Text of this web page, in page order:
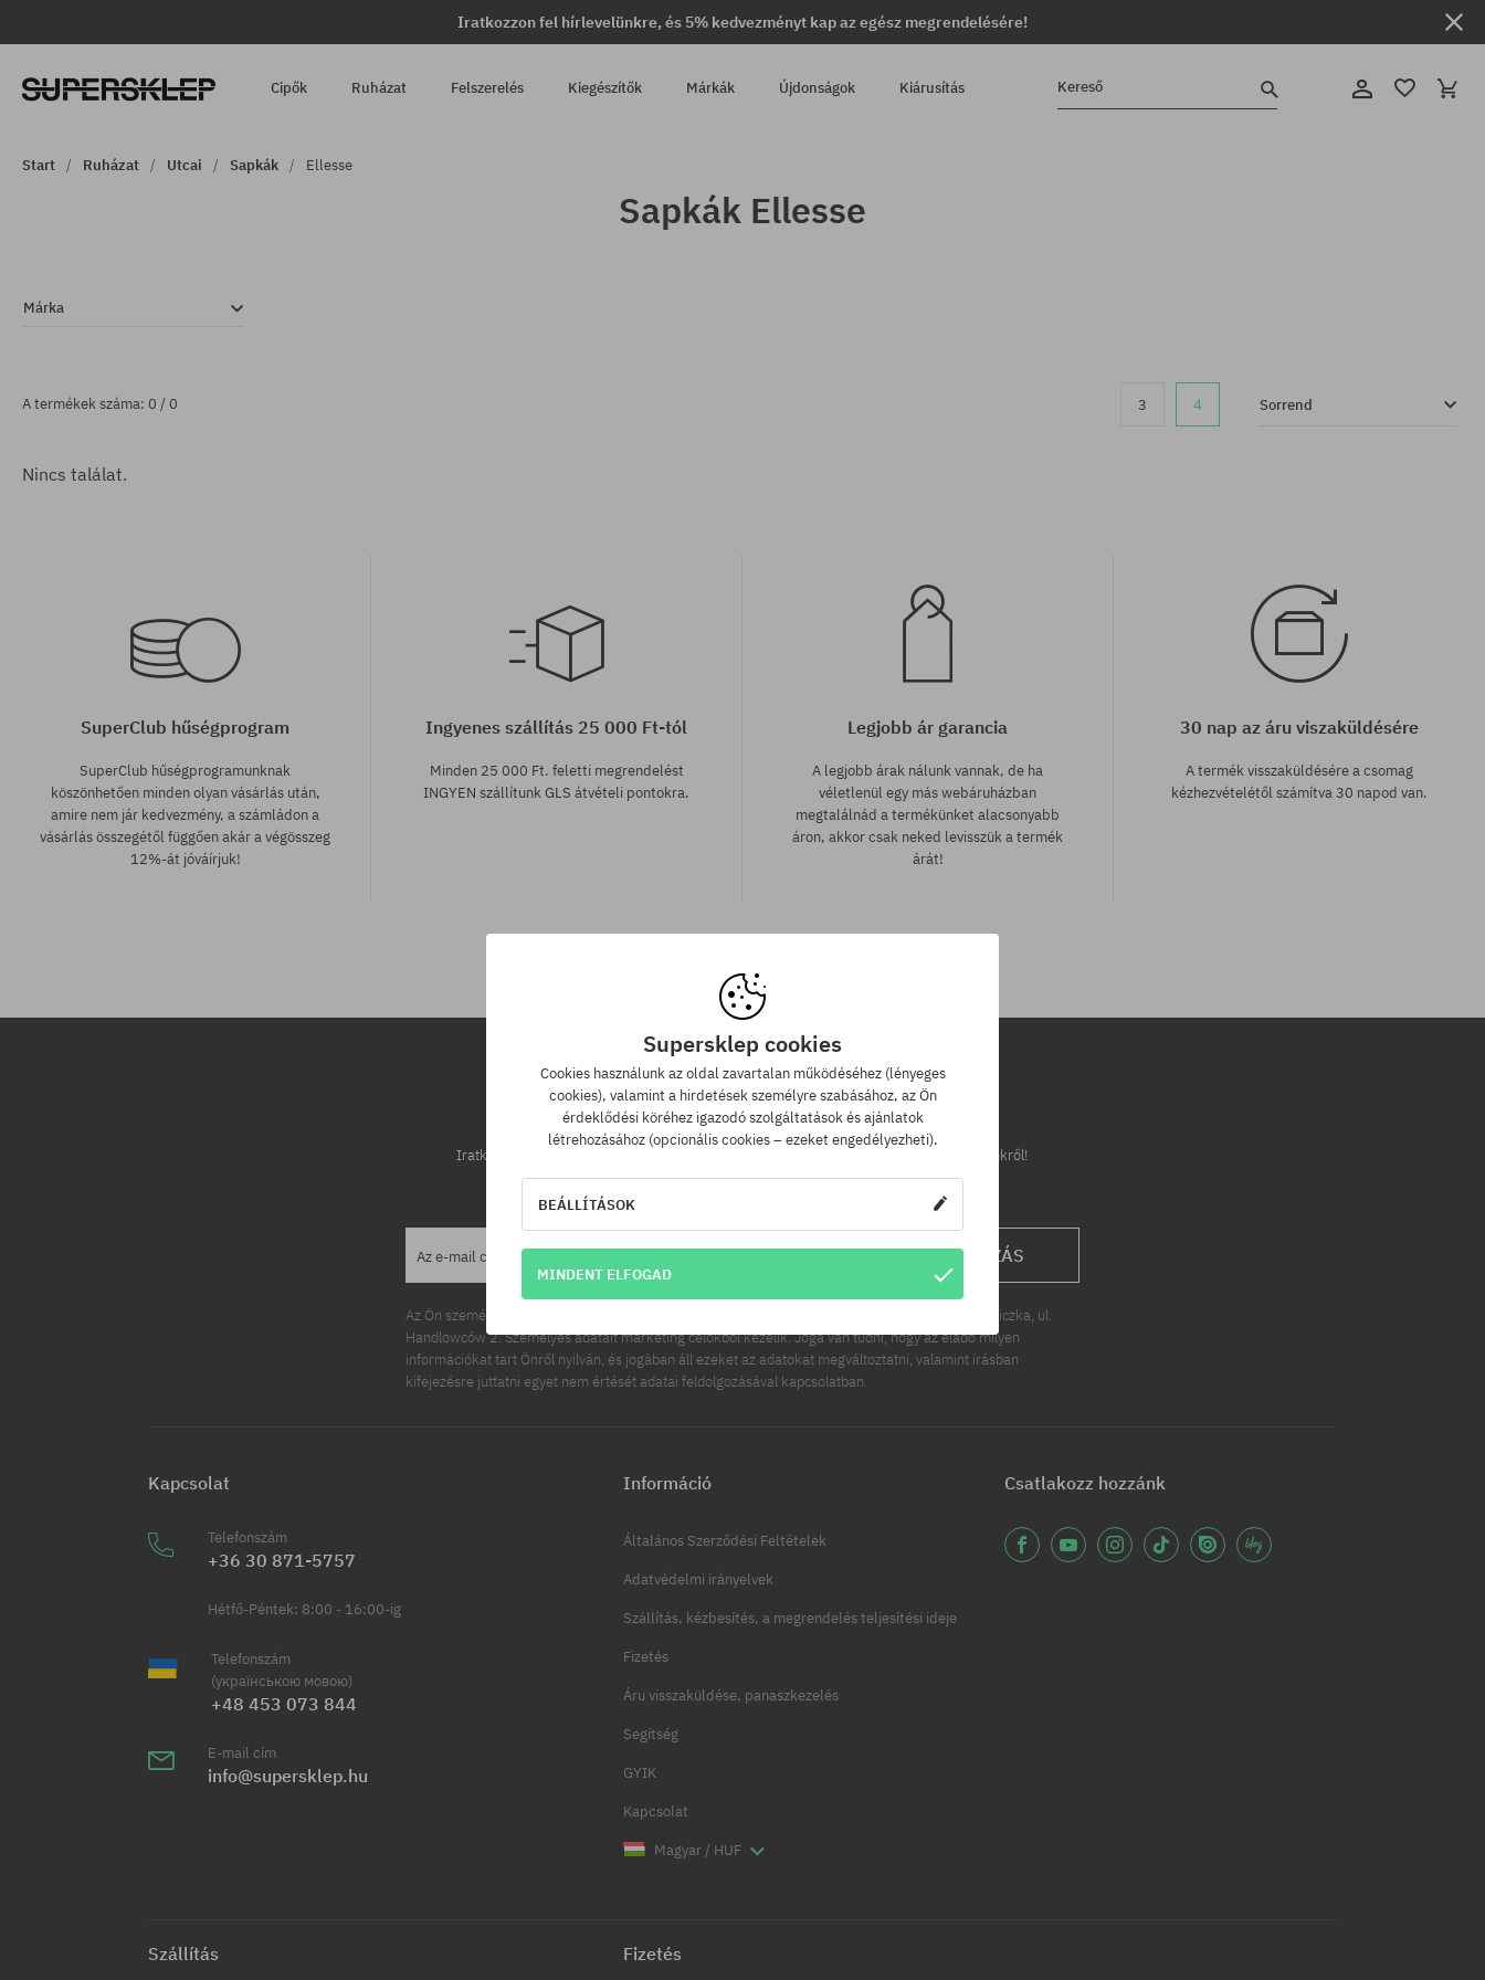
Iratkozzon fel hírlevelünkre, és 5% kedvezményt kap az egész megrendelésére!
Cipők Ruházat Felszerelés Kiegészítők Márkák Újdonságok Kiárusítás Kereső
Start Ruházat Utcai Sapkák Ellesse
Sapkák Ellesse
Márka
A termékek száma: 0 / 0 3 4 Sorrend
Nincs találat.
SuperClub hűségprogram
SuperClub hűségprogramunknak
köszönhetően minden olyan vásárlás után,
amire nem jár kedvezmény, a számládon a
vásárlás összegétől függően akár a végösszeg
12%-át jóváírjuk!
Ingyenes szállítás 25 000 Ft-tól
Minden 25 000 Ft. feletti megrendelést
INGYEN szállítunk GLS átvételi pontokra.
Legjobb ár garancia
A legjobb árak nálunk vannak, de ha
véletlenül egy más webáruházban
megtalálnád a termékünket alacsonyabb
áron, akkor csak neked levisszük a termék
árát!
30 nap az áru viszaküldésére
A termék visszaküldésére a csomag
kézhezvételétől számítva 30 napod van.
Hírlevél
Iratkozz fel hírlevelünkre és értesülj az elsők között új termékeinkről és kedvezményeinkről!
Ráadásul kapsz egy -5% kedvezménykódot az egész rendelésedre!
Az e-mail címed FELIRATKOZÁS
Az Ön személyes adatainak kezelője a COOL SPORT DISTRIBUTION SP Z O O, székhelye: Modlniczka, ul.
Handlowców 2. Személyes adatait marketing célokból kezelik. Joga van tudni, hogy az eladó milyen
információkat tart Önről nyilván, és jogában áll ezeket az adatokat megváltoztatni, valamint írásban
kifejezésre juttatni egyet nem értését adatai feldolgozásával kapcsolatban.
Kapcsolat
Telefonszám
+36 30 871-5757
Hétfő-Péntek: 8:00 - 16:00-ig
Telefonszám
(українською мовою)
+48 453 073 844
E-mail cím
info@supersklep.hu
Információ
Általános Szerződési Feltételek
Adatvédelmi irányelvek
Szállítás, kézbesítés, a megrendelés teljesítési ideje
Fizetés
Áru visszaküldése, panaszkezelés
Segítség
GYIK
Kapcsolat
Magyar / HUF
Csatlakozz hozzánk
Szállítás Fizetés
Supersklep cookies
Cookies használunk az oldal zavartalan működéséhez (lényeges
cookies), valamint a hirdetések személyre szabásához, az Ön
érdeklődési köréhez igazodó szolgáltatások és ajánlatok
létrehozásához (opcionális cookies – ezeket engedélyezheti).
BEÁLLÍTÁSOK
MINDENT ELFOGAD